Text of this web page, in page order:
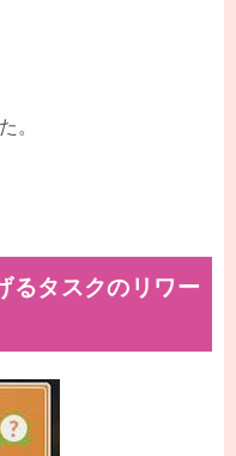
。
るタスクのリワー